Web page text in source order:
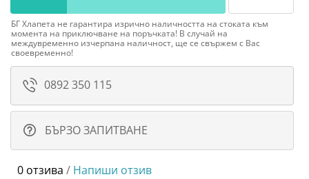
БГ Хлапета не гарантира изрично наличността на стоката към
момента на приключване на поръчката! В случай на
междувременно изчерпана наличност, ще се свържем с Вас
своевременно!
0892 350 115
БЪРЗО ЗАПИТВАНЕ
0 отзива / Напиши отзив